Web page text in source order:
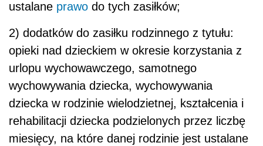
ustalane prawo do tych zasiłków;
2) dodatków do zasiłku rodzinnego z tytułu:
opieki nad dzieckiem w okresie korzystania z
urlopu wychowawczego, samotnego
wychowywania dziecka, wychowywania
dziecka w rodzinie wielodzietnej, kształcenia i
rehabilitacji dziecka podzielonych przez liczbę
miesięcy, na które danej rodzinie jest ustalane